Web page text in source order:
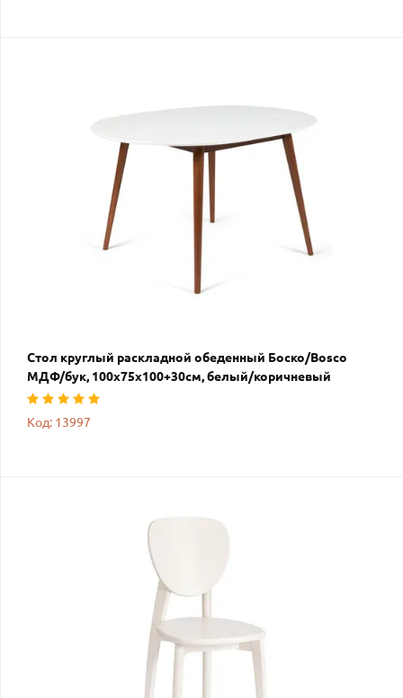
Стол круглый раскладной обеденный Боско/Вosco
МДФ/бук, 100х75х100+30см, белый/коричневый
Код: 13997